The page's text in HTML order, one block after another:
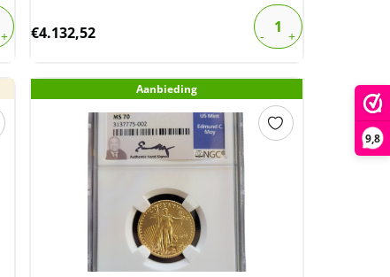
9,8
€4.132,52
Aanbieding